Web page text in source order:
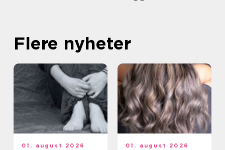
Flere nyheter
01. august 2026 01. august 2026